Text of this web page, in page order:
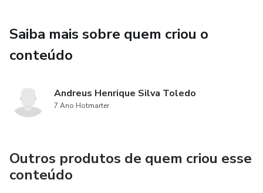
• Melhoria significativa nos relacionamentos, por
compreender o funcionamento dos outros tipos.
• Redução de julgamentos e aumento da e
Saiba mais sobre quem criou o
conteúdo
Andreus Henrique Silva Toledo
7 Ano Hotmarter
Outros produtos de quem criou esse
conteúdo